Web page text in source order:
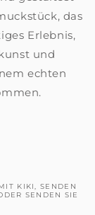
das
Erlebnis,
und
echten
KIKI, SENDEN
SENDEN SIE